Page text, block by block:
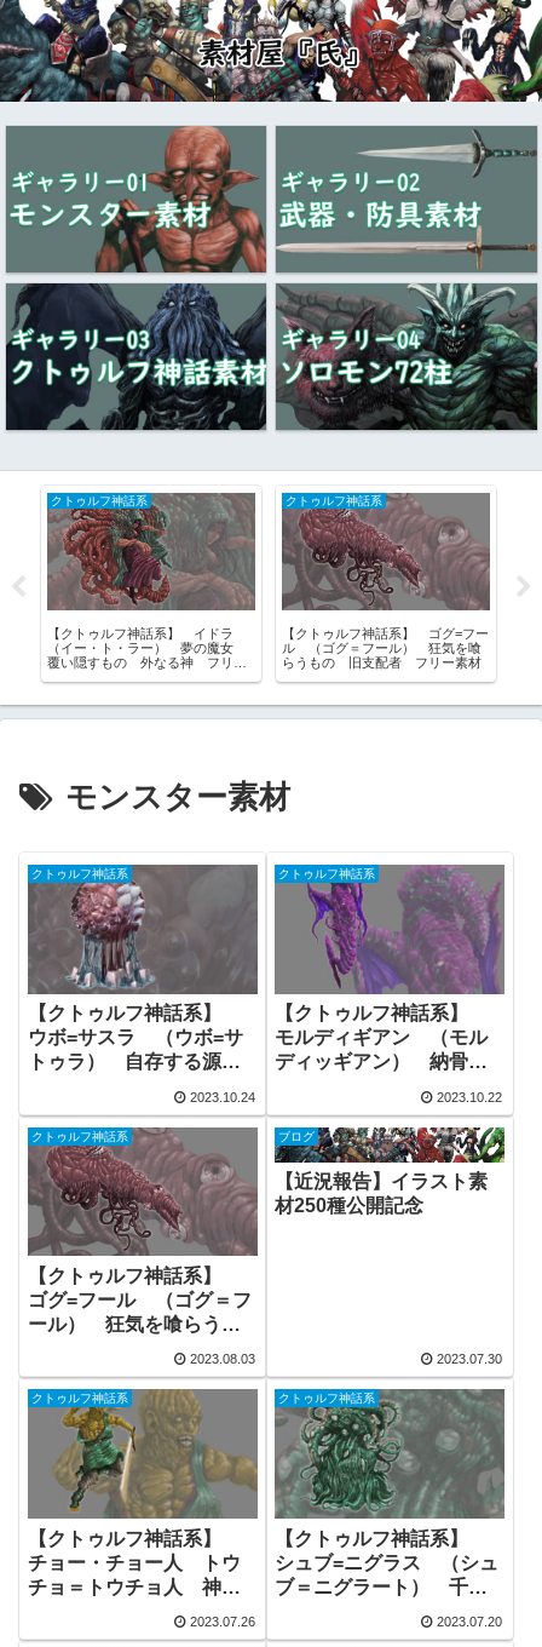
クトゥルフ神話系
【クトゥルフ神話系】 イドラ
（イー・ト・ラー） 夢の魔女
覆い隠すもの 外なる神 フリー
クトゥルフ神話系
【クトゥルフ神話系】 ゴグ=フー
ル （ゴグ＝フール） 狂気を喰
らうもの 旧支配者 フリー素材
モンスター素材
クトゥルフ神話系
【クトゥルフ神話系】
ウボ=サスラ （ウボ=サ
トゥラ） 自存する源
2023.10.24
クトゥルフ神話系
【クトゥルフ神話系】
モルディギアン （モル
ディッギアン） 納骨堂
2023.10.22
クトゥルフ神話系
【クトゥルフ神話系】
ゴグ=フール （ゴグ＝フ
ール） 狂気を喰らうも
の 旧支配者 フリー素
材
2023.08.03
ブログ
【近況報告】イラスト素
材250種公開記念
2023.07.30
クトゥルフ神話系
【クトゥルフ神話系】
チョー・チョー人 トウ
チョ＝トウチョ人 神話
生物 フリー素材
2023.07.26
クトゥルフ神話系
【クトゥルフ神話系】
シュブ=ニグラス （シュ
ブ＝ニグラート） 千匹
の仔を孕みし森の黒山
羊 外なる神 フリー素
2023.07.20